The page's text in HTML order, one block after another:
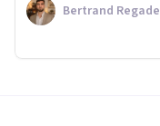
Bertrand